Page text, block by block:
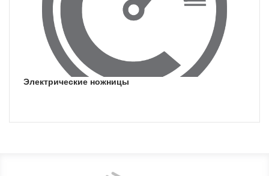
электрические ножницы